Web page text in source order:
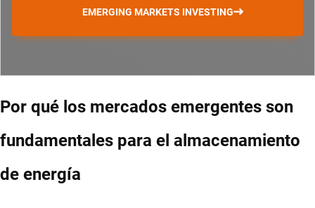
EMERGING MARKETS INVESTING
Por qué los mercados emergentes son
fundamentales para el almacenamiento
de energía